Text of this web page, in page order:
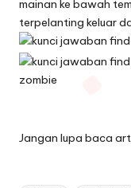
mainan ke bawah
terpelanting keluar
Jangan lupa baca